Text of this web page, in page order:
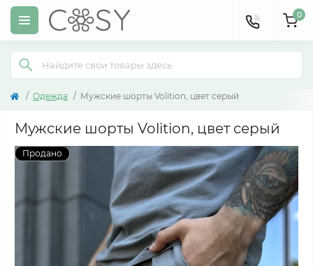
0
Одежда Мужские шорты Volition, цвет серый
Мужские шорты Volition, цвет серый
Продано